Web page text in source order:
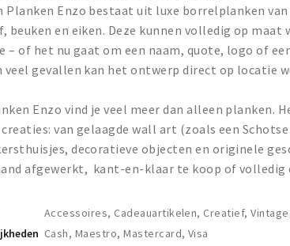
Planken Enzo bestaat uit luxe borrelplanken
beuken en eiken. Deze kunnen volledig op maat
– of het nu gaat om een naam, quote, logo of
veel gevallen kan het ontwerp direct op locatie
Enzo vind je veel meer dan alleen planken.
van gelaagde wall art (zoals een
decoratieve objecten en originele
afgewerkt, kant-en-klaar te koop of volledig
Accessoires, Cadeauartikelen, Creatief,
Cash, Maestro, Mastercard, Visa